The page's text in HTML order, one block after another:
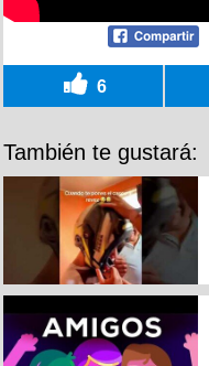
6
También te gustará: